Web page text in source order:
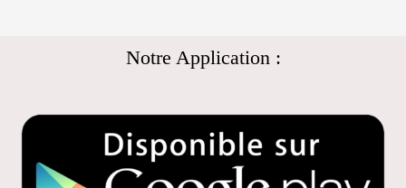
Notre Application :